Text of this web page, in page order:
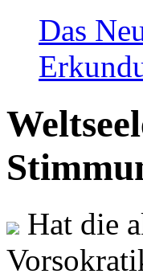
Das
Hat die